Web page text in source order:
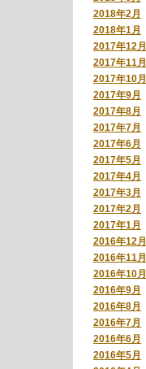
2018年2月
2018年1月
2017年12月
2017年11月
2017年10月
2017年9月
2017年8月
2017年7月
2017年6月
2017年5月
2017年4月
2017年3月
2017年2月
2017年1月
2016年12月
2016年11月
2016年10月
2016年9月
2016年8月
2016年7月
2016年6月
2016年5月